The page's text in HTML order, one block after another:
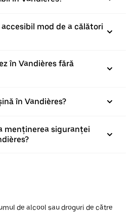
mod de a călători
în Vandières fără
în Vandières?
menținerea siguranței
de alcool sau droguri de către